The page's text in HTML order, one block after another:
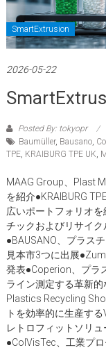
SmartExtrusion
2026-05-22
Posted By: tokyopr
Baumüller, Bausano,
TPE, KRAIBURG TPE UK
MAAG Group、Plast
を紹介●KRAIBURG
広いポートフォリオ
チックおよびリサイ
●BAUSANO、プラス
見本市3つに出展
発表●Coperion、プラ
ライン測定する革新的
Plastics Recycling
トを効率的に生産す
レトロフィットソリ
●ColVisTec、工業プ